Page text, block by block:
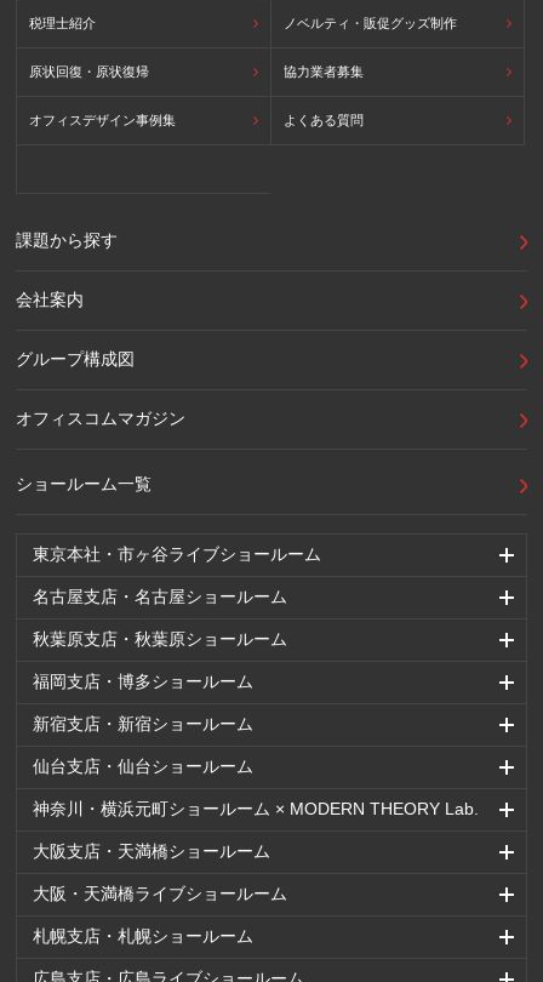
東京本社・市ヶ谷ライブショールーム
名古屋支店・名古屋ショールーム
秋葉原支店・秋葉原ショールーム
福岡支店・博多ショールーム
新宿支店・新宿ショールーム
仙台支店・仙台ショールーム
神奈川・横浜元町ショールーム × MODERN THEORY Lab.
大阪支店・天満橋ショールーム
大阪・天満橋ライブショールーム
札幌支店・札幌ショールーム
税理士紹介 ノベルティ・販促グッズ制作
原状回復・原状復帰 協力業者募集
オフィスデザイン事例集 よくある質問
課題から探す
会社案内
グループ構成図
オフィスコムマガジン
ショールーム一覧